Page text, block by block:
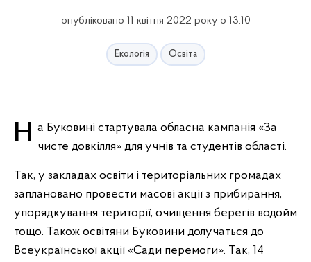
опубліковано 11 квітня 2022 року о 13:10
Екологія Освіта
На Буковині стартувала обласна кампанія «За чисте довкілля» для учнів та студентів області.
Так, у закладах освіти і територіальних громадах
заплановано провести масові акції з прибирання,
упорядкування території, очищення берегів водойм
тощо. Також освітяни Буковини долучаться до
Всеукраїнської акції «Сади перемоги». Так, 14